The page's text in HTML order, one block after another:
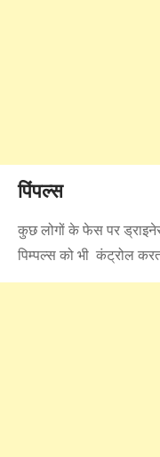
पिंपल्स
कुछ लोगों के फेस पर
पिम्पल्स को भी कंट्रोल